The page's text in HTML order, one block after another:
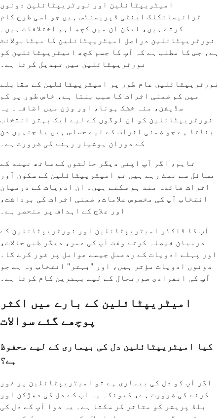
امیٹریپٹائلین اور نورٹریپٹائلین دونوں
ٹرائیسائکلک اینٹی ڈپریسنٹس ہیں جو اسی طرح کام
کرتے ہیں، لیکن ان میں کچھ اہم اختلافات ہیں۔
نورٹریپٹائلین دراصل امیٹریپٹائلین کا میٹابولائٹ
ہے، جس کا مطلب ہے کہ آپ کا جسم کچھ امیٹریپٹائلین کو
نورٹریپٹائلین میں تبدیل کرتا ہے۔
نورٹریپٹائلین عام طور پر امیٹریپٹائلین کے مقابلے
میں کم ضمنی اثرات کا سبب بنتا ہے، خاص طور پر کم
سڈیشن، منہ خشک ہونا، اور وزن میں اضافہ۔ یہ
نورٹریپٹائلین کو ان لوگوں کے لیے ایک بہتر انتخاب
بناتا ہے جو ضمنی اثرات کے لیے حساس ہیں یا جنہیں دن
کے دوران ہوشیار رہنے کی ضرورت ہے۔
تاہم، اگر آپ اپنی دیگر حالتوں کے ساتھ نیند کے
مسائل سے نمٹ رہے ہیں تو امیٹریپٹائلین کے سکون آور
اثرات فائدہ مند ہو سکتے ہیں۔ ان ادویات کے درمیان
انتخاب آپ کی مخصوص علامات، ضمنی اثرات کی برداشت،
اور علاج کے اہداف پر منحصر ہے۔
آپ کا ڈاکٹر امیٹریپٹائلین اور نورٹریپٹائلین کے
درمیان فیصلہ کرتے وقت آپ کی عمر، دیگر طبی حالات،
اور پہلے ادویات کے ردعمل جیسے عوامل پر غور کرے گا۔
دونوں ادویات مؤثر ہیں، اور "بہتر" انتخاب وہ ہے جو
آپ کی انفرادی صورتحال کے لیے بہترین کام کرتا ہے۔
امیٹریپٹائلین کے بارے میں اکثر
پوچھے گئے سوالات
کیا امیٹریپٹائلین دل کی بیماری کے لیے محفوظ
ہے؟
اگر آپ کو دل کی بیماری ہے تو امیٹریپٹائلین پر غور
کرنے کی ضرورت ہے، کیونکہ یہ آپ کے دل کی دھڑکن اور
بلڈ پریشر کو متاثر کر سکتا ہے۔ یہ دوا آپ کے دل کی